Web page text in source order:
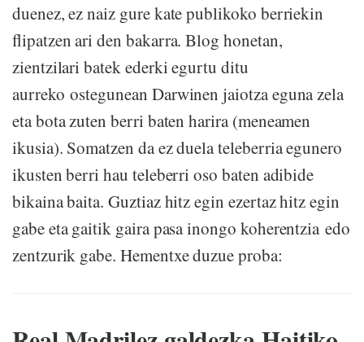
duenez, ez naiz gure kate publikoko berriekin
flipatzen ari den bakarra. Blog honetan,
zientzilari batek ederki egurtu ditu
aurreko ostegunean Darwinen jaiotza eguna zela
eta bota zuten berri baten harira (meneamen
ikusia). Somatzen da ez duela teleberria egunero
ikusten berri hau teleberri oso baten adibide
bikaina baita. Guztiaz hitz egin ezertaz hitz egin
gabe eta gaitik gaira pasa inongo koherentzia edo
zentzurik gabe. Hementxe duzue proba: